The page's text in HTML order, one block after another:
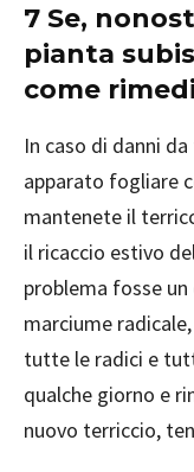
7 Se,
pianta
come
In caso di danni
apparato fogliare
mantenete il
il ricaccio estivo
problema fosse un
marciume
tutte le radici e
qualche giorno e
nuovo terriccio,